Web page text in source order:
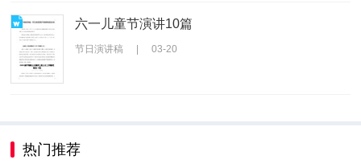
六一儿童节演讲10篇
节日演讲稿 03-20
热门推荐